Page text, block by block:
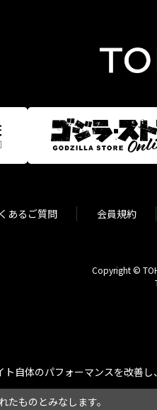
あるご質問 会員規約
Copyright ©
自体のパフォーマンスを改善
ものとみなします。